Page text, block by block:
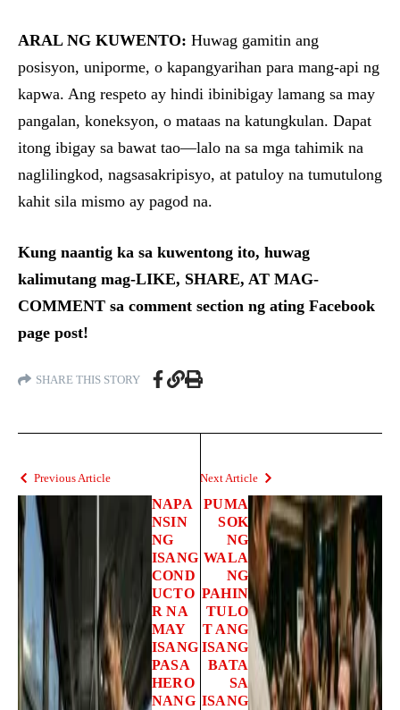
ARAL NG KUWENTO: Huwag gamitin ang
posisyon, uniporme, o kapangyarihan para mang-api ng
kapwa. Ang respeto ay hindi ibinibigay lamang sa may
pangalan, koneksyon, o mataas na katungkulan. Dapat
itong ibigay sa bawat tao—lalo na sa mga tahimik na
naglilingkod, nagsasakripisyo, at patuloy na tumutulong
kahit sila mismo ay pagod na.
Kung naantig ka sa kuwentong ito, huwag
kalimutang mag-LIKE, SHARE, AT MAG-
COMMENT sa comment section ng ating Facebook
page post!
SHARE THIS STORY
Previous Article
NAPA
NSIN
NG
ISANG
COND
UCTO
R NA
MAY
ISANG
PASA
HERO
NANG
Next Article
PUMA
SOK
NG
WALA
NG
PAHIN
TULO
T ANG
ISANG
BATA
SA
ISANG